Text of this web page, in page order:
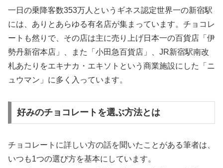
一日の乗降客数353万人というギネス認定世界一の新宿駅
には、ありとあらゆる有名店が集まっています。チョコレ
ートも然りで、その店は主に売り上げ日本一の百貨店「伊
勢丹新宿本店」、また「小田急百貨店」、JR新宿駅南改
札あたりをエキナカ・エキソトという商業施設にした「ニ
ュウマン」に多く入っています。
好みのチョコレートを選ぶ方法とは
チョコレートに詳しい方の話を聞いたことがある筆者は、
いつも1つの選び方を基本にしています。